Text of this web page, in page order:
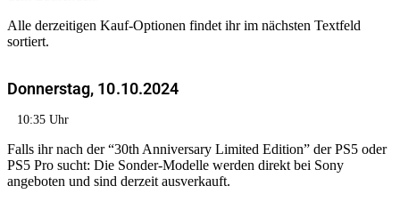
Alle derzeitigen Kauf-Optionen findet ihr im nächsten Textfeld
sortiert.
Donnerstag, 10.10.2024
10:35 Uhr
Falls ihr nach der “30th Anniversary Limited Edition” der PS5 oder
PS5 Pro sucht: Die Sonder-Modelle werden direkt bei Sony
angeboten und sind derzeit ausverkauft.